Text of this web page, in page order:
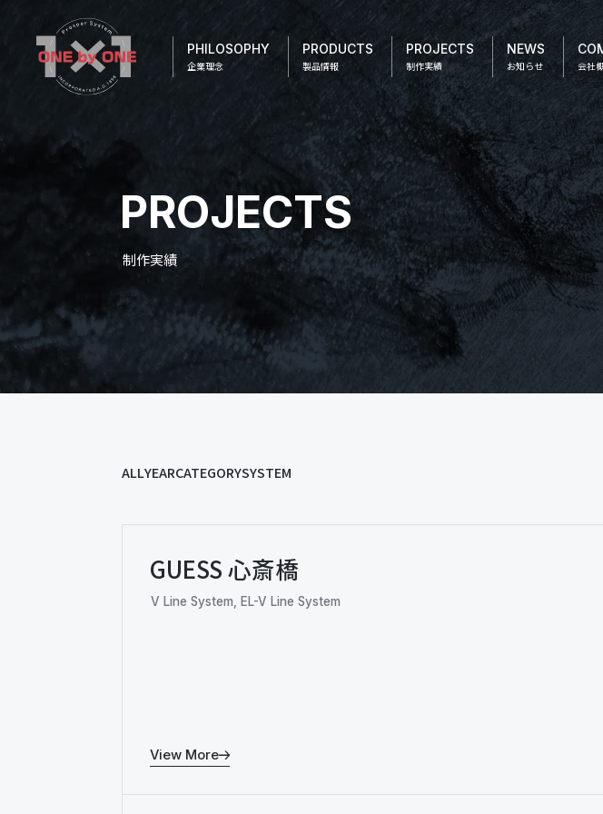
PHILOSOPHY
企業理念
PRODUCTS
製品情報
PROJECTS
制作実績
NEWS
お知らせ 会社
PROJECTS
制作実績
ALLYEARCATEGORYSYSTEM
GUESS 心斎橋
V Line System, EL-V Line System
View More